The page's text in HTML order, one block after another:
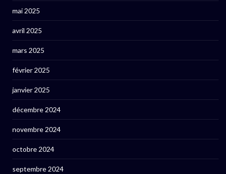
mai 2025
avril 2025
mars 2025
février 2025
janvier 2025
décembre 2024
novembre 2024
octobre 2024
septembre 2024